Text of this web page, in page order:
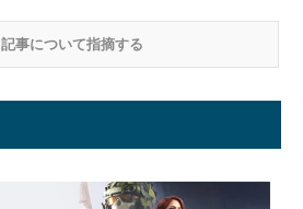
記事について指摘する